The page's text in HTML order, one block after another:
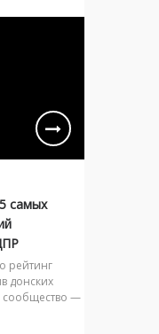
самых
рейтинг
донских
сообщество —